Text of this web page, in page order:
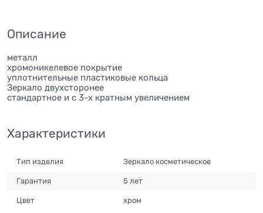
Описание
металл
хромоникелевое покрытие
уплотнительные пластиковые кольца
Зеркало двухсторонее
стандартное и с 3-х кратным увеличением
Характеристики
Тип изделия Зеркало косметическое
Гарантия 5 лет
Цвет хром